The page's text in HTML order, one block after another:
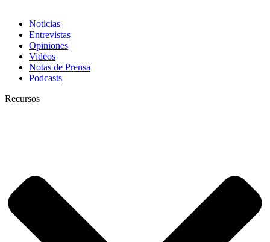
Noticias
Entrevistas
Opiniones
Videos
Notas de Prensa
Podcasts
Recursos